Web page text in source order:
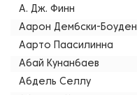
А. Дж. Финн
Аарон Дембски-Боуден
Аарто Паасилинна
Абай Кунанбаев
Абдель Селлу